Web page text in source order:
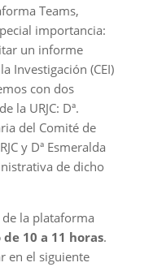
Teams,
importancia:
un informe
Investigación (CEI)
con dos
la URJC: Dª.
del Comité de
y Dª Esmeralda
de dicho
la plataforma
10 a 11 horas.
en el siguiente